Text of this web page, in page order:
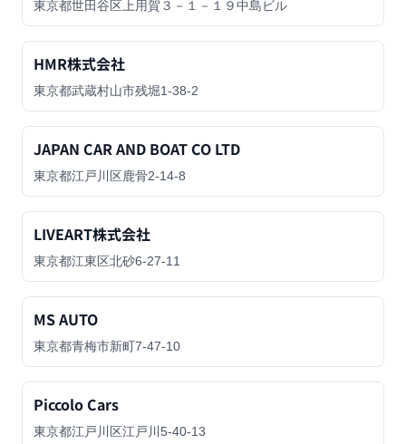
東京都世田谷区上用賀３－１－１９中島ビル
HMR株式会社
東京都武蔵村山市残堀1-38-2
JAPAN CAR AND BOAT CO LTD
東京都江戸川区鹿骨2-14-8
LIVEART株式会社
東京都江東区北砂6-27-11
MS AUTO
東京都青梅市新町7-47-10
Piccolo Cars
東京都江戸川区江戸川5-40-13